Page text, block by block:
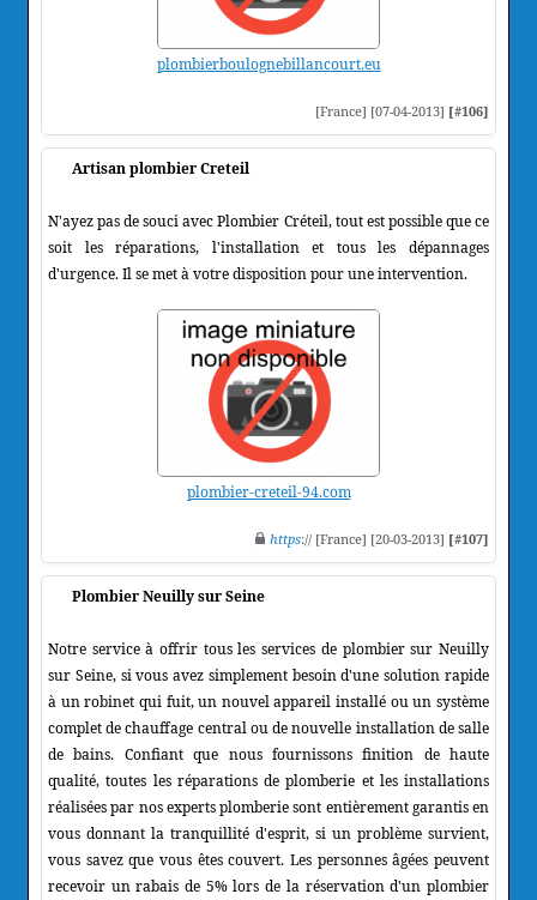
plombierboulognebillancourt.eu
[France] [07-04-2013] [#106]
Artisan plombier Creteil
N'ayez pas de souci avec Plombier Créteil, tout est possible que ce
soit les réparations, l'installation et tous les dépannages
d'urgence. Il se met à votre disposition pour une intervention.
plombier-creteil-94.com
https:// [France] [20-03-2013] [#107]
Plombier Neuilly sur Seine
Notre service à offrir tous les services de plombier sur Neuilly
sur Seine, si vous avez simplement besoin d'une solution rapide
à un robinet qui fuit, un nouvel appareil installé ou un système
complet de chauffage central ou de nouvelle installation de salle
de bains. Confiant que nous fournissons finition de haute
qualité, toutes les réparations de plomberie et les installations
réalisées par nos experts plomberie sont entièrement garantis en
vous donnant la tranquillité d'esprit, si un problème survient,
vous savez que vous êtes couvert. Les personnes âgées peuvent
recevoir un rabais de 5% lors de la réservation d'un plombier